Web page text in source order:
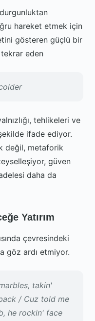
hareket etmek için
gösteren güçlü bir
tekrar eden
tehlikeleri ve
ifade ediyor.
değil, metaforik
güven
daha da
Yatırım
çevresindeki
göz ardı etmiyor.
takin'
/ Cuz told me
he rockin' face